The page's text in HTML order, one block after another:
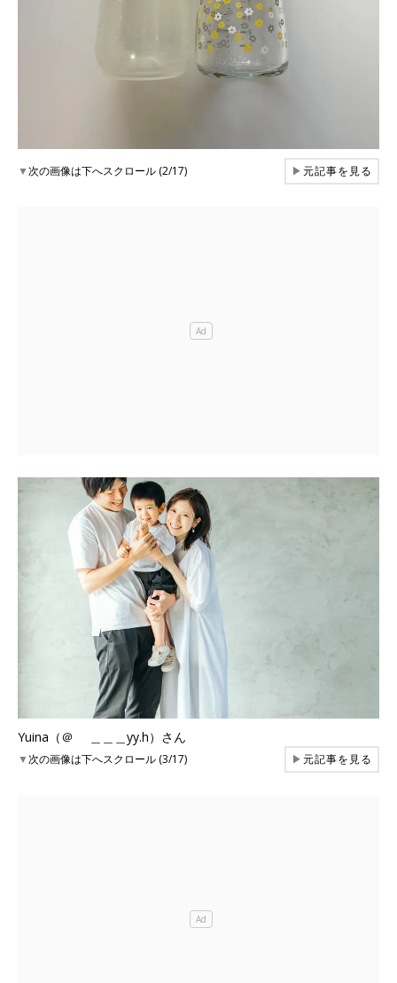
▼次の画像は下へスクロール (2/17) ▶元記事を見る
Yuina（＠ ＿＿＿yy.h）さん
▼次の画像は下へスクロール (3/17) ▶元記事を見る